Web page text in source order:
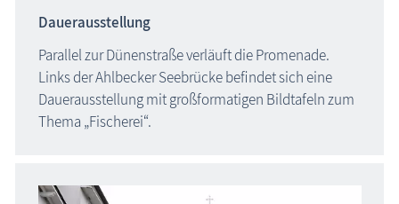
Dauerausstellung
Parallel zur Dünenstraße verläuft die Promenade.
Links derAhlbecker Seebrückebefindet sich eine
Dauerausstellung mit großformatigen Bildtafeln zum
Thema „Fischerei“.